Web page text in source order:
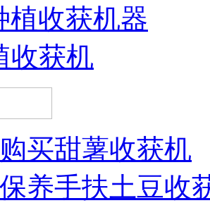
植收获机器
收获机
买甜薯收获机
养手扶土豆收